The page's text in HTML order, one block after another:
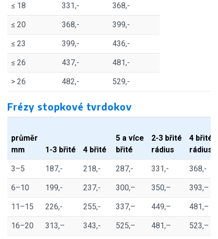
≤ 18 331,- 368,-
≤ 20 368,- 399,-
≤ 23 399,- 436,-
≤ 26 437,- 481,-
> 26 482,- 529,-
Frézy stopkové tvrdokov
průměr
mm
1-3 břité 4 břité
5 a více
břité
2-3 břité
rádius
4 břité
rádius
3–5 187,- 218,- 287,- 331,- 368,-
6–10 199,- 237,- 300,– 350,– 393,–
11–15 226,- 255,- 337,– 449,– 481,–
16–20 313,– 343,- 525,– 481,– 523,–